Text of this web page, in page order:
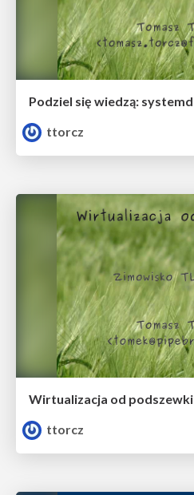
Podziel się wiedzą: systemd
ttorcz
Wirtualizacja od podszewki
ttorcz